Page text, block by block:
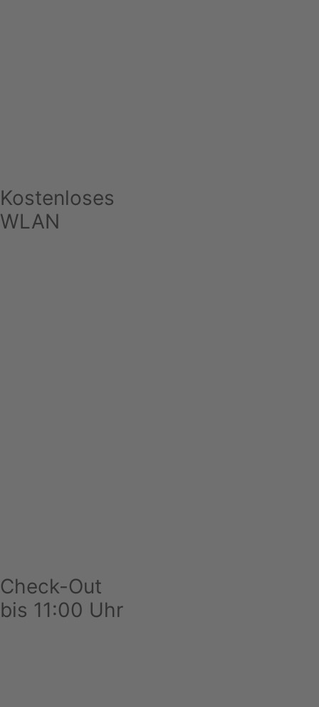
Kostenloses
WLAN
Check-Out
bis 11:00 Uhr